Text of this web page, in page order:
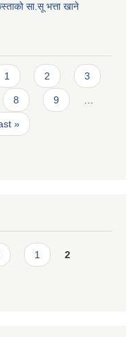
सा.सू भत्ता खाने
1 2 3
8 9
»
1 2